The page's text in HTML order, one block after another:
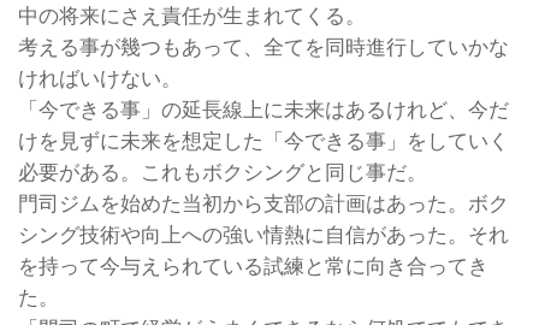
中の将来にさえ責任が生まれてくる。
考える事が幾つもあって、全てを同時進行していかな
ければいけない。
「今できる事」の延長線上に未来はあるけれど、今だ
けを見ずに未来を想定した「今できる事」をしていく
必要がある。これもボクシングと同じ事だ。
門司ジムを始めた当初から支部の計画はあった。ボク
シング技術や向上への強い情熱に自信があった。それ
を持って今与えられている試練と常に向き合ってき
た。